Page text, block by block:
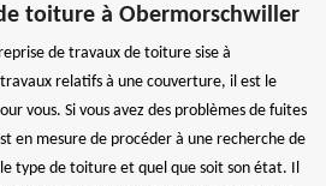
toiture à Obermorschwiller
de travaux de toiture sise à
relatifs à une couverture, il est le
vous. Si vous avez des problèmes de fuites
en mesure de procéder à une recherche de
type de toiture et quel que soit son état. Il